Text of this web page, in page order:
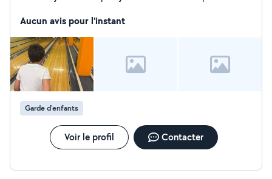
loulous. Je suis organisée, patiente, à l'écoute :)
Aucun avis pour l'instant
Garde d'enfants
Voir le profil Contacter